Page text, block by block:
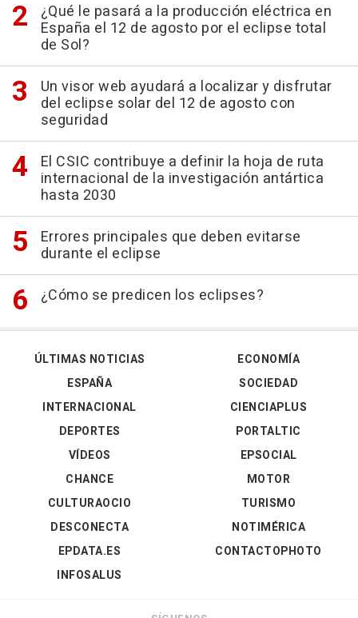
¿Qué le pasará a la producción eléctrica en
España el 12 de agosto por el eclipse total
de Sol?
Un visor web ayudará a localizar y disfrutar
del eclipse solar del 12 de agosto con
seguridad
El CSIC contribuye a definir la hoja de ruta
internacional de la investigación antártica
hasta 2030
Errores principales que deben evitarse
durante el eclipse
¿Cómo se predicen los eclipses?
ÚLTIMAS NOTICIAS
ESPAÑA
INTERNACIONAL
DEPORTES
VÍDEOS
ECONOMÍA
SOCIEDAD
CIENCIAPLUS
PORTALTIC
EPSOCIAL
CHANCE
CULTURAOCIO
DESCONECTA
EPDATA.ES
INFOSALUS
MOTOR
TURISMO
NOTIMÉRICA
CONTACTOPHOTO